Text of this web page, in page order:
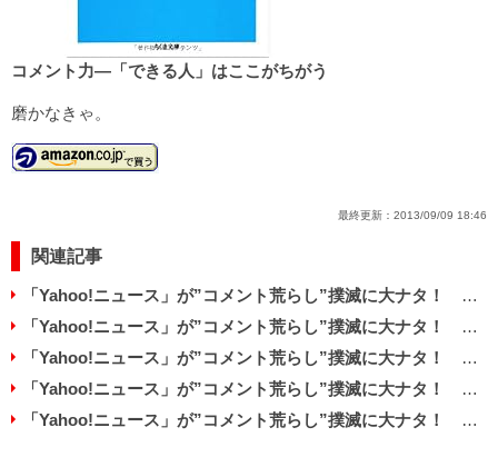
コメント力―「できる人」はここがちがう
磨かなきゃ。
最終更新： 2013/09/09 18:46
関連記事
「Yahoo!ニュース」が”コメント荒らし”撲滅に大ナタ！ 過去にさかのぼってID全表示へ
「Yahoo!ニュース」が”コメント荒らし”撲滅に大ナタ！ 過去にさかのぼってID全表示へ
「Yahoo!ニュース」が”コメント荒らし”撲滅に大ナタ！ 過去にさかのぼってID全表示へ
「Yahoo!ニュース」が”コメント荒らし”撲滅に大ナタ！ 過去にさかのぼってID全表示へ
「Yahoo!ニュース」が”コメント荒らし”撲滅に大ナタ！ 過去にさかのぼってID全表示へ